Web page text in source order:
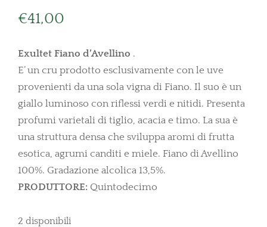
€41,00
Exultet Fiano d’Avellino .
E’ un cru prodotto esclusivamente con le uve
provenienti da una sola vigna di Fiano. Il suo è un
giallo luminoso con riflessi verdi e nitidi. Presenta
profumi varietali di tiglio, acacia e timo. La sua è
una struttura densa che sviluppa aromi di frutta
esotica, agrumi canditi e miele. Fiano di Avellino
100%. Gradazione alcolica 13,5%.
PRODUTTORE: Quintodecimo
2 disponibili